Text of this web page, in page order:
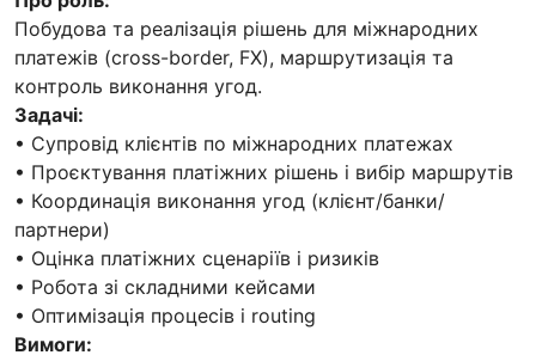
Побудова та реалізація рішень для міжнародних
платежів (cross-border, FX), маршрутизація та
контроль виконання угод.
Задачі:
• Супровід клієнтів по міжнародних платежах
• Проєктування платіжних рішень і вибір маршрутів
• Координація виконання угод (клієнт/банки/
партнери)
• Оцінка платіжних сценаріїв і ризиків
• Робота зі складними кейсами
• Оптимізація процесів і routing
Вимоги: